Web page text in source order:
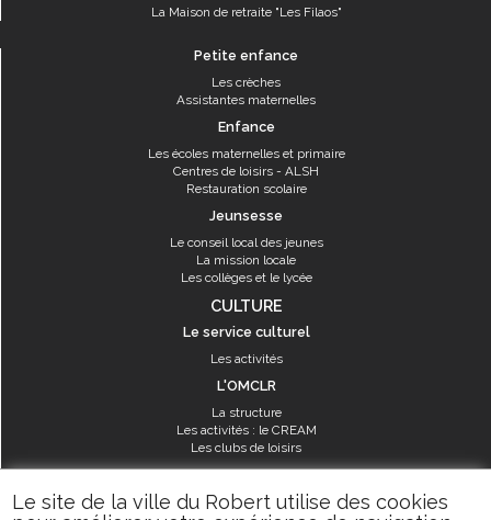
Le site de la ville du Robert utilise des cookies
La Maison de retraite "Les Filaos"
Petite enfance
Les crèches
Assistantes maternelles
Enfance
Les écoles maternelles et primaire
Centres de loisirs - ALSH
Restauration scolaire
Jeunsesse
Le conseil local des jeunes
La mission locale
Les collèges et le lycée
CULTURE
Le service culturel
Les activités
L'OMCLR
La structure
Les activités : le CREAM
Les clubs de loisirs
SPORT
Les équipements sportifs